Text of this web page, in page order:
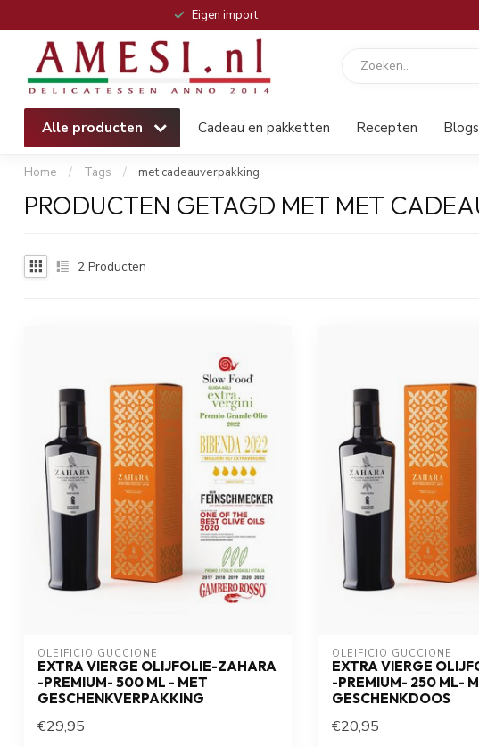
Eigen import
Alle producten Cadeau en pakketten Recepten Blogs
Home / Tags / met cadeauverpakking
PRODUCTEN GETAGD MET MET
2 Producten
OLEIFICIO GUCCIONE
EXTRA VIERGE OLIJFOLIE-ZAHARA
-PREMIUM- 500 ML - MET
GESCHENKVERPAKKING
€29,95
OLEIFICIO GUCCIONE
EXTRA VIERGE
-PREMIUM- 250 ML-
GESCHENKDOOS
€20,95